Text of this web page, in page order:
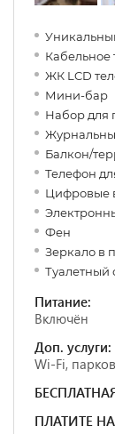
Кабельное
ЖК LCD
Мини-бар
Набор для
Балкон/
Телефон
Цифровые
Фен
Зеркало в
Туалетный
Питание:
Включён
Доп. услуги:
Wi-Fi,
ПЛАТИТЕ НА